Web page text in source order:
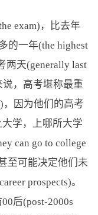
exam)，比去年
的一年(the highest
两天(generally last
，高考堪称最重
，因为他们的高考
学，上哪所大学
can go to college
至可能决定他们未
prospects)。
后(post-2000s